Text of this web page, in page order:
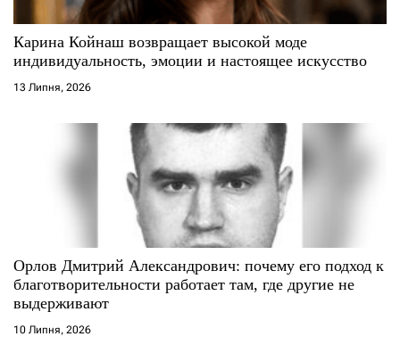
с
і
Карина Койнаш возвращает высокой моде
индивидуальность, эмоции и настоящее искусство
13 Липня, 2026
Орлов Дмитрий Александрович: почему его подход к
благотворительности работает там, где другие не
выдерживают
10 Липня, 2026